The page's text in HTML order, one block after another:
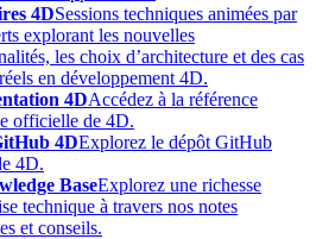
4DSessions techniques animées par
explorant les nouvelles
les choix d’architecture et des cas
en développement 4D.
4DAccédez à la référence
officielle de 4D.
4DExplorez le dépôt GitHub
4D.
BaseExplorez une richesse
technique à travers nos notes
et conseils.